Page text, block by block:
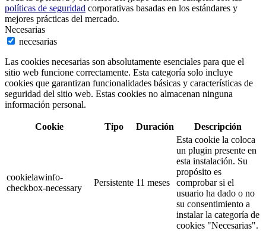
políticas de seguridad corporativas basadas en los estándares y
mejores prácticas del mercado.
Necesarias
necesarias
Las cookies necesarias son absolutamente esenciales para que el
sitio web funcione correctamente. Esta categoría solo incluye
cookies que garantizan funcionalidades básicas y características de
seguridad del sitio web. Estas cookies no almacenan ninguna
información personal.
Cookie Tipo Duración Descripción
cookielawinfo-
checkbox-necessary
Persistente 11 meses
Esta cookie la coloca
un plugin presente en
esta instalación. Su
propósito es
comprobar si el
usuario ha dado o no
su consentimiento a
instalar la categoría de
cookies "Necesarias".